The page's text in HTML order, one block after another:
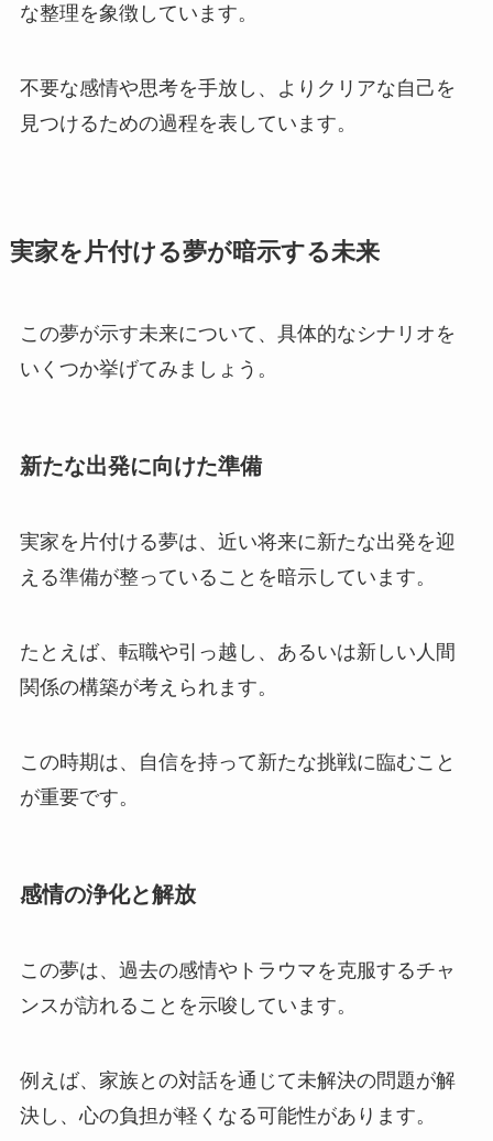
な整理を象徴しています。
不要な感情や思考を手放し、よりクリアな自己を
見つけるための過程を表しています。
実家を片付ける夢が暗示する未来
この夢が示す未来について、具体的なシナリオを
いくつか挙げてみましょう。
新たな出発に向けた準備
実家を片付ける夢は、近い将来に新たな出発を迎
える準備が整っていることを暗示しています。
たとえば、転職や引っ越し、あるいは新しい人間
関係の構築が考えられます。
この時期は、自信を持って新たな挑戦に臨むこと
が重要です。
感情の浄化と解放
この夢は、過去の感情やトラウマを克服するチャ
ンスが訪れることを示唆しています。
例えば、家族との対話を通じて未解決の問題が解
決し、心の負担が軽くなる可能性があります。